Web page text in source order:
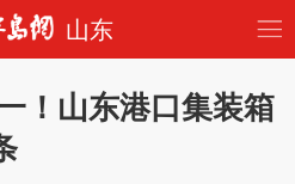
山东
！山东港口集装箱